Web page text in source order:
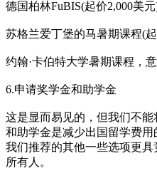
德国柏林FuBIS(起价2,000美
苏格兰爱丁堡的马暑期课程(
约翰·卡伯特大学暑期课程，
6.申请奖学金和助学金
这是显而易见的，但我们不
和助学金是减少出国留学费
我们推荐的其他一些选项更
所有人。